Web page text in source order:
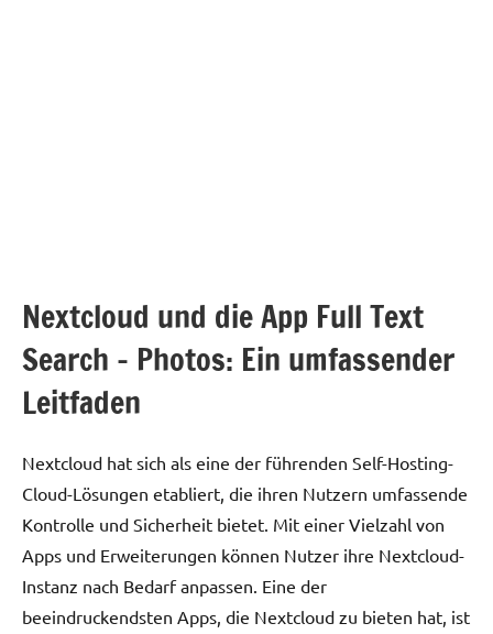
Nextcloud und die App Full Text
Search – Photos: Ein umfassender
Leitfaden
Nextcloud hat sich als eine der führenden Self-Hosting-
Cloud-Lösungen etabliert, die ihren Nutzern umfassende
Kontrolle und Sicherheit bietet. Mit einer Vielzahl von
Apps und Erweiterungen können Nutzer ihre Nextcloud-
Instanz nach Bedarf anpassen. Eine der
beeindruckendsten Apps, die Nextcloud zu bieten hat, ist